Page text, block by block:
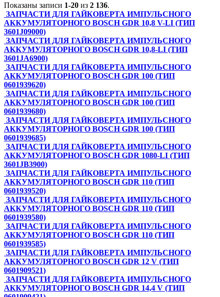
Показаны записи 1-20 из 2 136.
ЗАПЧАСТИ ДЛЯ ГАЙКОВЕРТА ИМПУЛЬСНОГО
АККУМУЛЯТОРНОГО BOSCH GDR 10,8 V-LI (ТИП
3601J09000)
ЗАПЧАСТИ ДЛЯ ГАЙКОВЕРТА ИМПУЛЬСНОГО
АККУМУЛЯТОРНОГО BOSCH GDR 10,8-LI (ТИП
3601JA6900)
ЗАПЧАСТИ ДЛЯ ГАЙКОВЕРТА ИМПУЛЬСНОГО
АККУМУЛЯТОРНОГО BOSCH GDR 100 (ТИП
0601939620)
ЗАПЧАСТИ ДЛЯ ГАЙКОВЕРТА ИМПУЛЬСНОГО
АККУМУЛЯТОРНОГО BOSCH GDR 100 (ТИП
0601939680)
ЗАПЧАСТИ ДЛЯ ГАЙКОВЕРТА ИМПУЛЬСНОГО
АККУМУЛЯТОРНОГО BOSCH GDR 100 (ТИП
0601939685)
ЗАПЧАСТИ ДЛЯ ГАЙКОВЕРТА ИМПУЛЬСНОГО
АККУМУЛЯТОРНОГО BOSCH GDR 1080-LI (ТИП
3601JB3900)
ЗАПЧАСТИ ДЛЯ ГАЙКОВЕРТА ИМПУЛЬСНОГО
АККУМУЛЯТОРНОГО BOSCH GDR 110 (ТИП
0601939520)
ЗАПЧАСТИ ДЛЯ ГАЙКОВЕРТА ИМПУЛЬСНОГО
АККУМУЛЯТОРНОГО BOSCH GDR 110 (ТИП
0601939580)
ЗАПЧАСТИ ДЛЯ ГАЙКОВЕРТА ИМПУЛЬСНОГО
АККУМУЛЯТОРНОГО BOSCH GDR 110 (ТИП
0601939585)
ЗАПЧАСТИ ДЛЯ ГАЙКОВЕРТА ИМПУЛЬСНОГО
АККУМУЛЯТОРНОГО BOSCH GDR 12 V (ТИП
0601909521)
ЗАПЧАСТИ ДЛЯ ГАЙКОВЕРТА ИМПУЛЬСНОГО
АККУМУЛЯТОРНОГО BOSCH GDR 14,4 V (ТИП